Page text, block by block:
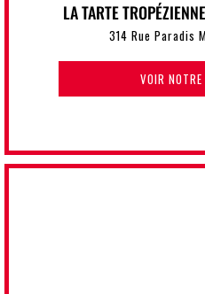
LA TARTE
314 Rue Paradis
VOIR